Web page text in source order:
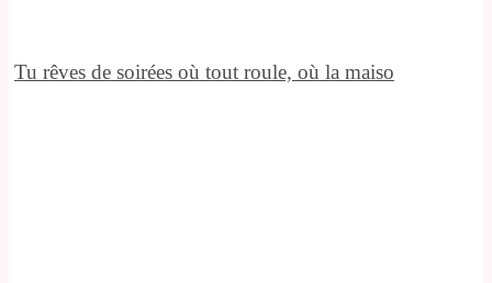
Tu rêves de soirées où tout roule, où la maiso